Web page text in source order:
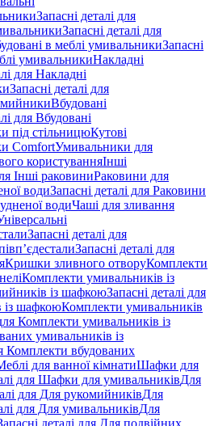
Запасні деталі для
Запасні деталі для
в меблі умивальникиЗапасні
умивальникиНакладні
для Накладні
Запасні деталі для
Вбудовані
для Вбудовані
під стільницюКутові
ComfortУмивальники для
користуванняІнші
Інші раковиниРаковини для
водиЗапасні деталі для Раковини
водиЧаші для зливання
Запасні деталі для
Запасні деталі для
Кришки зливного отворуКомплекти
Комплекти умивальників із
із шафкоюЗапасні деталі для
із шафкоюКомплекти умивальників
Комплекти умивальників із
умивальників із
Комплекти вбудованих
для ванної кімнатиШафки для
для Шафки для умивальниківДля
для Для рукомийниківДля
для Для умивальниківДля
деталі для Для подвійних